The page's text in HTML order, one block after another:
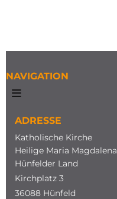
NAVIGATION
ADRESSE
Katholische Kirche
Heilige Maria Magdalena
Hünfelder Land
Kirchplatz 3
36088 Hünfeld